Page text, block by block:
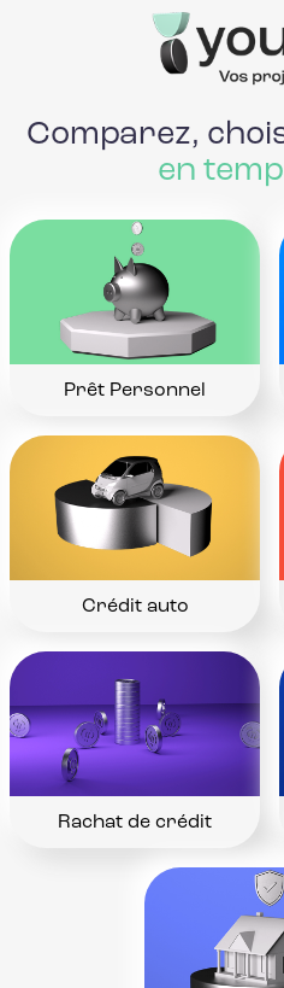
Comparez,
en
Prêt Personnel
Crédit auto
Rachat de crédit